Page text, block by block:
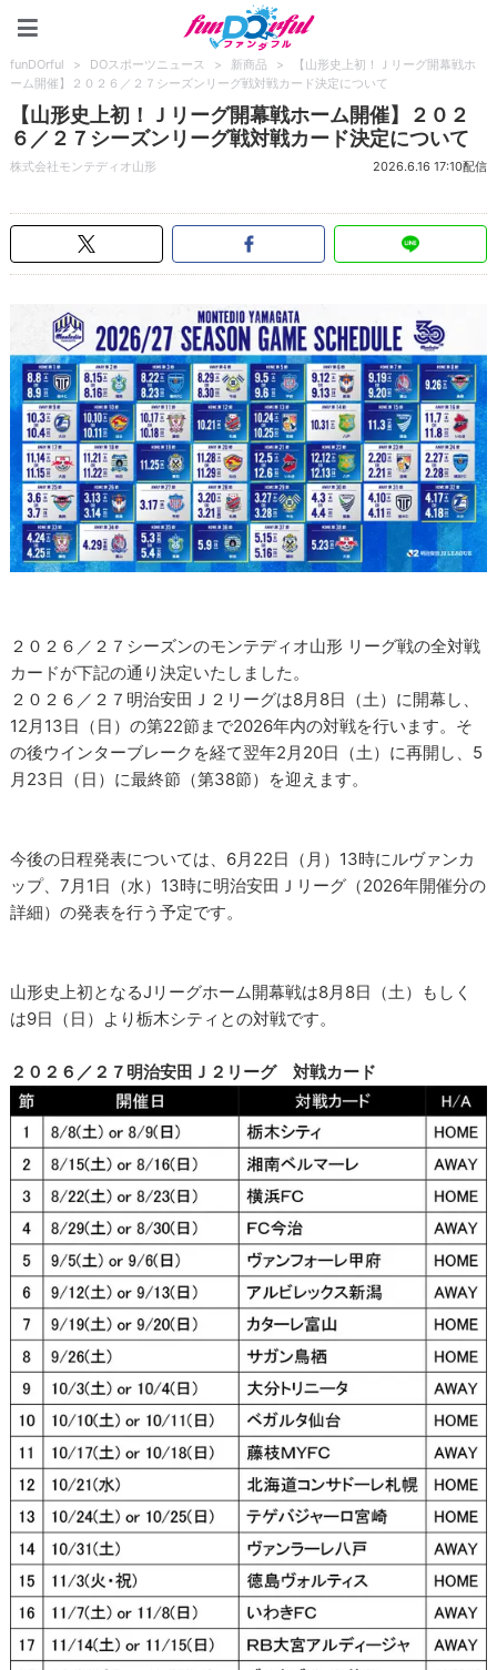
funDOrful > DOスポーツニュース > 新商品 >
【山形史上初！Ｊリーグ開幕戦ホ
ーム開催】２０２６／２７シーズンリーグ戦対戦カード決定について
【山形史上初！Ｊリーグ開幕戦ホーム開催】２０２
６／２７シーズンリーグ戦対戦カード決定について
株式会社モンテディオ山形 2026.6.16 17:10配信
２０２６／２７シーズンのモンテディオ山形 リーグ戦の全対戦
カードが下記の通り決定いたしました。
２０２６／２７明治安田Ｊ２リーグは8月8日（土）に開幕し、
12月13日（日）の第22節まで2026年内の対戦を行います。そ
の後ウインターブレークを経て翌年2月20日（土）に再開し、5
月23日（日）に最終節（第38節）を迎えます。
今後の日程発表については、6月22日（月）13時にルヴァンカ
ップ、7月1日（水）13時に明治安田Ｊリーグ（2026年開催分の
詳細）の発表を行う予定です。
山形史上初となるJリーグホーム開幕戦は8月8日（土）もしく
は9日（日）より栃木シティとの対戦です。
２０２６／２７明治安田Ｊ２リーグ 対戦カード